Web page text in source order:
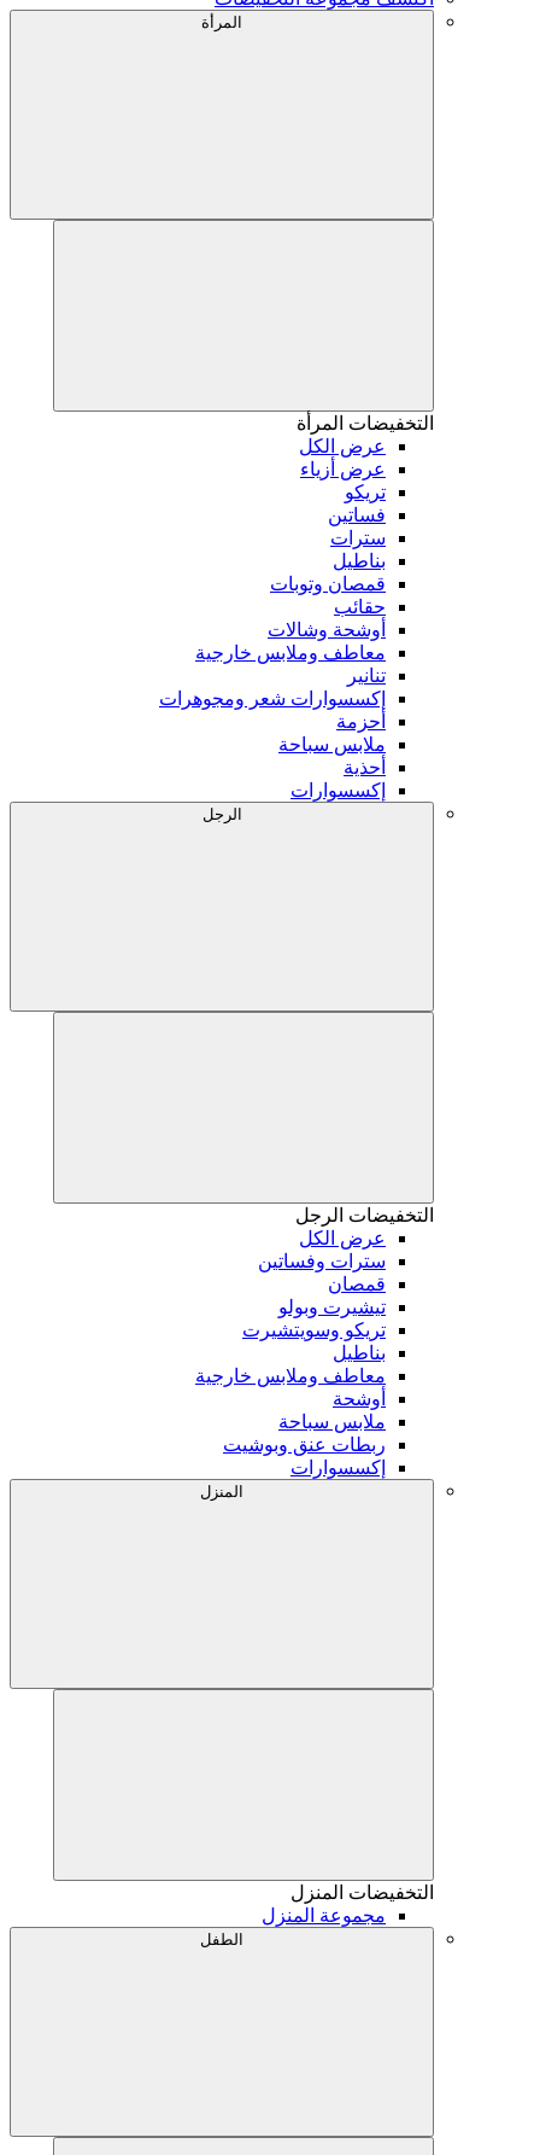
المرأة
التخفيضات المرأة
عرض الكل
عرض أزياء
تريكو
فساتين
سترات
بناطيل
قمصان وتوبات
حقائب
أوشحة وشالات
معاطف وملابس خارجية
تنانير
إكسسوارات شعر ومجوهرات
أحزمة
ملابس سباحة
أحذية
إكسسوارات
الرجل
التخفيضات الرجل
عرض الكل
سترات وفساتين
قمصان
تيشيرت وبولو
تريكو وسويتشيرت
بناطيل
معاطف وملابس خارجية
أوشحة
ملابس سباحة
ربطات عنق وبوشيت
إكسسوارات
المنزل
التخفيضات المنزل
مجموعة المنزل
الطفل